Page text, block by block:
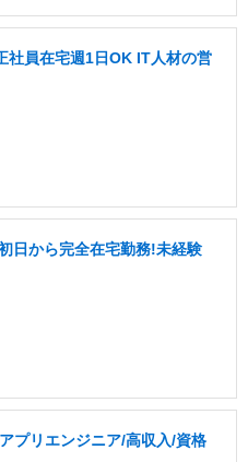
社員在宅週1日OK IT人材の営
日から完全在宅勤務!未経験
プリエンジニア/高収入/資格